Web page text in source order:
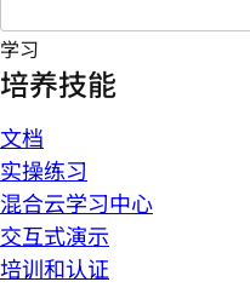
学习
培养技能
文档
实操练习
混合云学习中心
交互式演示
培训和认证